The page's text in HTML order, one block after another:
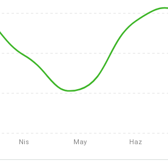
Nis May Haz